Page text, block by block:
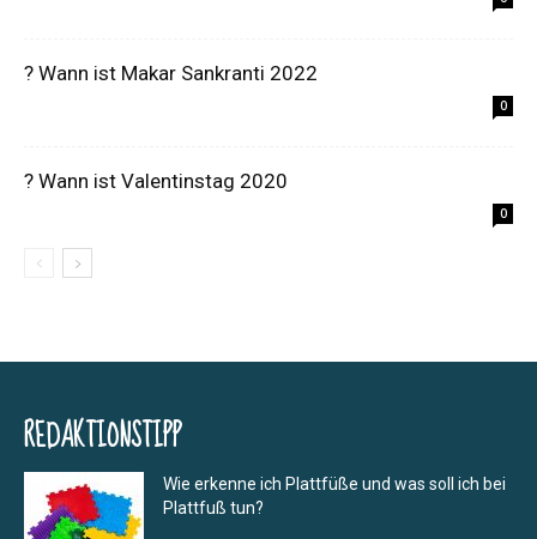
? Wann ist Makar Sankranti 2022
0
? Wann ist Valentinstag 2020
0
REDAKTIONSTIPP
Wie erkenne ich Plattfüße und was soll ich bei
Plattfuß tun?